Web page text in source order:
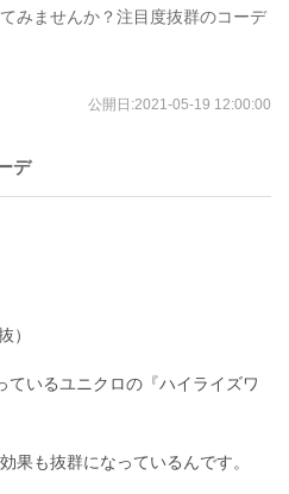
みませんか？注目度抜群のコーデ
公開日:2021-05-19 12:00:00
デ
）
いるユニクロの『ハイライズワ
果も抜群になっているんです。